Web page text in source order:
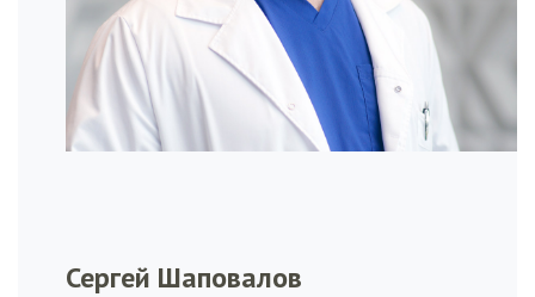
Сергей Шаповалов